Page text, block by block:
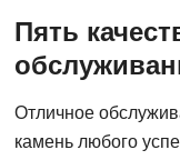
Пять
Отличное
камень любого